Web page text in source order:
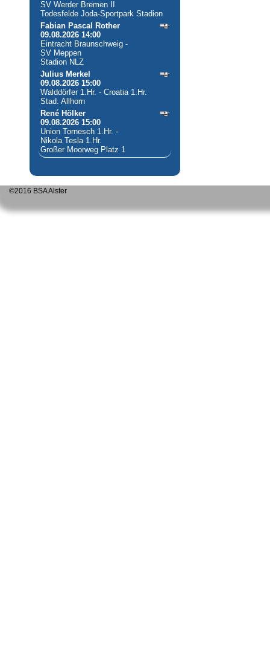
SV Werder Bremen II
Todesfelde Joda-Sportpark Stadion
Fabian Pascal Rother
09.08.2026 14:00
Eintracht Braunschweig -
SV Meppen
Stadion NLZ
Julius Merkel
09.08.2026 15:00
Walddörfer 1.Hr. - Croatia 1.Hr.
Stad. Allhorn
René Hölker
09.08.2026 15:00
Union Tornesch 1.Hr. -
Nikola Tesla 1.Hr.
Großer Moorweg Platz 1
©2016 BSA Alster